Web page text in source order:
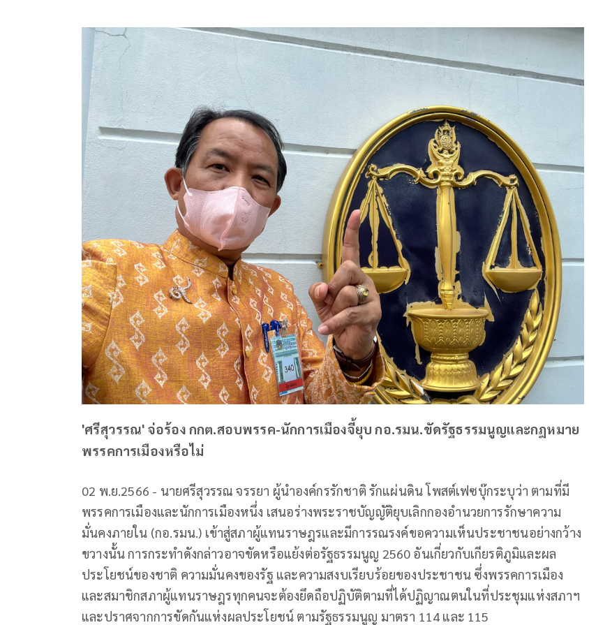
'ศรีสุวรรณ' จ่อร้อง กกต.สอบพรรค-นักการเมืองจี้ยุบ กอ.รมน.ขัดรัฐธรรมนูญและกฎหมาย
พรรคการเมืองหรือไม่
02 พ.ย.2566 - นายศรีสุวรรณ จรรยา ผู้นำองค์กรรักชาติ รักแผ่นดิน โพสต์เฟซบุ๊กระบุว่า ตามที่มี
พรรคการเมืองและนักการเมืองหนึ่ง เสนอร่างพระราชบัญญัติยุบเลิกกองอำนวยการรักษาความ
มั่นคงภายใน (กอ.รมน.) เข้าสู่สภาผู้แทนราษฎรและมีการรณรงค์ขอความเห็นประชาชนอย่างกว้าง
ขวางนั้น การกระทำดังกล่าวอาจขัดหรือแย้งต่อรัฐธรรมนูญ 2560 อันเกี่ยวกับเกียรติภูมิและผล
ประโยชน์ของชาติ ความมั่นคงของรัฐ และความสงบเรียบร้อยของประชาชน ซึ่งพรรคการเมือง
และสมาชิกสภาผู้แทนราษฎรทุกคนจะต้องยึดถือปฏิบัติตามที่ได้ปฏิญาณตนในที่ประชุมแห่งสภาฯ
และปราศจากการขัดกันแห่งผลประโยชน์ ตามรัฐธรรมนูญ มาตรา 114 และ 115